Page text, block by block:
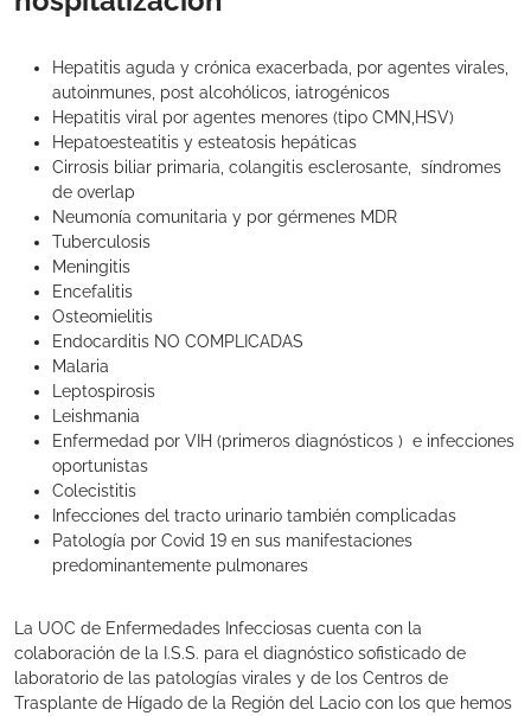
Hepatitis aguda y crónica exacerbada, por agentes virales,
autoinmunes, post alcohólicos, iatrogénicos
Hepatitis viral por agentes menores (tipo CMN,HSV)
Hepatoesteatitis y esteatosis hepáticas
Cirrosis biliar primaria, colangitis esclerosante, síndromes
de overlap
Neumonía comunitaria y por gérmenes MDR
Tuberculosis
Meningitis
Encefalitis
Osteomielitis
Endocarditis NO COMPLICADAS
Malaria
Leptospirosis
Leishmania
Enfermedad por VIH (primeros diagnósticos ) e infecciones
oportunistas
Colecistitis
Infecciones del tracto urinario también complicadas
Patología por Covid 19 en sus manifestaciones
predominantemente pulmonares
La UOC de Enfermedades Infecciosas cuenta con la
colaboración de la I.S.S. para el diagnóstico sofisticado de
laboratorio de las patologías virales y de los Centros de
Trasplante de Hígado de la Región del Lacio con los que hemos